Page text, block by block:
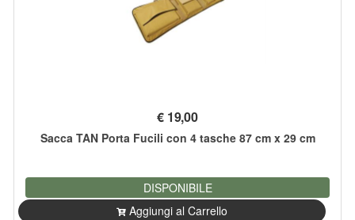
€ 19,00
Sacca TAN Porta Fucili con 4 tasche 87 cm x 29 cm
DISPONIBILE
Aggiungi al Carrello